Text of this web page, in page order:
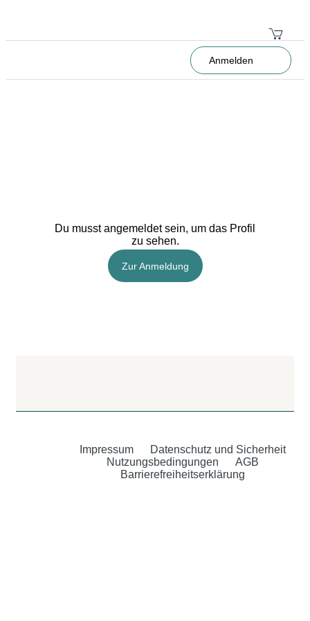
Anmelden
Du musst angemeldet sein, um das Profil
zu sehen.
Zur Anmeldung
Impressum
Datenschutz und Sicherheit
Nutzungsbedingungen
AGB
Barrierefreiheitserklärung